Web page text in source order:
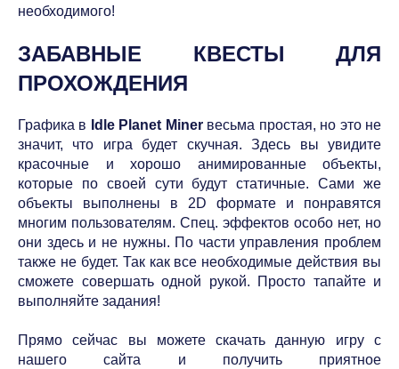
необходимого!
ЗАБАВНЫЕ КВЕСТЫ ДЛЯ
ПРОХОЖДЕНИЯ
Графика в Idle Planet Minerвесьма простая, но это не
значит, что игра будет скучная. Здесь вы увидите
красочные и хорошо анимированные объекты,
которые по своей сути будут статичные. Сами же
объекты выполнены в 2D формате и понравятся
многим пользователям. Спец. эффектов особо нет, но
они здесь и не нужны. По части управления проблем
также не будет. Так как все необходимые действия вы
сможете совершать одной рукой. Просто тапайте и
выполняйте задания!
Прямо сейчас вы можете скачать данную игру с
нашего сайта и получить приятное